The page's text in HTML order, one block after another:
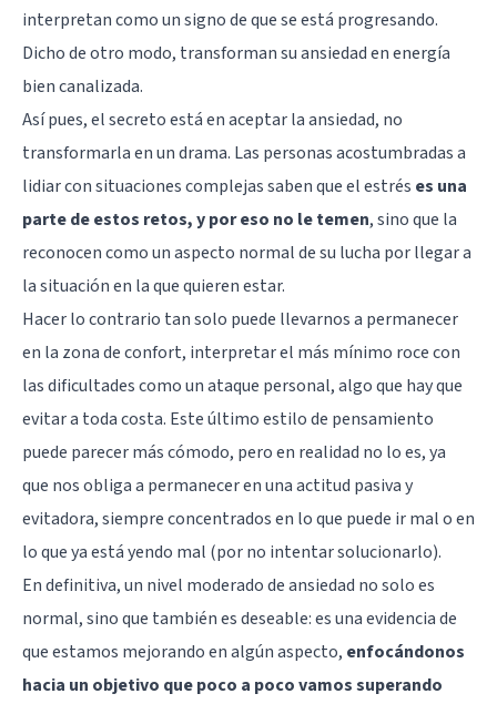
interpretan como un signo de que se está progresando.
Dicho de otro modo, transforman su ansiedad en energía
bien canalizada.
Así pues, el secreto está en aceptar la ansiedad, no
transformarla en un drama. Las personas acostumbradas a
lidiar con situaciones complejas saben que el estrés es una
parte de estos retos, y por eso no le temen, sino que la
reconocen como un aspecto normal de su lucha por llegar a
la situación en la que quieren estar.
Hacer lo contrario tan solo puede llevarnos a permanecer
en la zona de confort, interpretar el más mínimo roce con
las dificultades como un ataque personal, algo que hay que
evitar a toda costa. Este último estilo de pensamiento
puede parecer más cómodo, pero en realidad no lo es, ya
que nos obliga a permanecer en una actitud pasiva y
evitadora, siempre concentrados en lo que puede ir mal o en
lo que ya está yendo mal (por no intentar solucionarlo).
En definitiva, un nivel moderado de ansiedad no solo es
normal, sino que también es deseable: es una evidencia de
que estamos mejorando en algún aspecto, enfocándonos
hacia un objetivo que poco a poco vamos superando